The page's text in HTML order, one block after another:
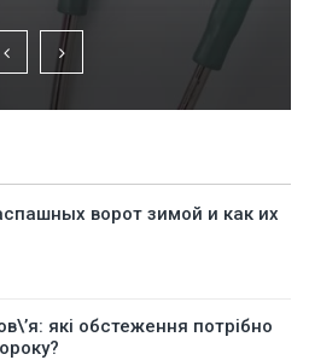
ворот зимой и как их
які обстеження потрібно